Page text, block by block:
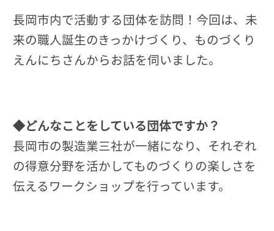
長岡市内で活動する団体を訪問！今回は、未
来の職人誕生のきっかけづくり、ものづくり
えんにちさんからお話を伺いました。
◆どんなことをしている団体ですか？
長岡市の製造業三社が一緒になり、それぞれ
の得意分野を活かしてものづくりの楽しさを
伝えるワークショップを行っています。